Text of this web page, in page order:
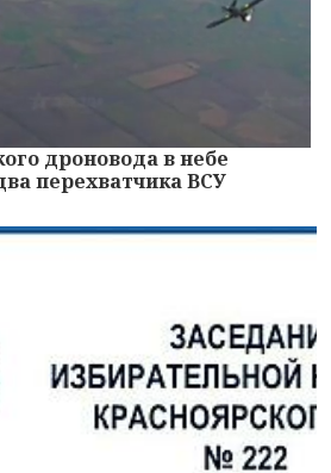
дроновода в небе
перехватчика ВСУ